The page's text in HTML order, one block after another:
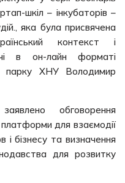
шкіл – інкубаторів –
яка була присвячена
контекст і
в он-лайн форматі
парку ХНУ Володимир
обговорення
для взаємодії
і бізнесу та визначення
для розвитку